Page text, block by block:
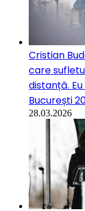
Cristian
care
distanță.
București
28.03.2026